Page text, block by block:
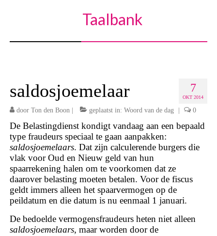
Taalbank
7
OKT 2014
saldosjoemelaar
door Ton den Boon geplaatst in: Woord van de dag 0
De Belastingdienst kondigt vandaag aan een bepaald
type fraudeurs speciaal te gaan aanpakken:
saldosjoemelaars. Dat zijn calculerende burgers die
vlak voor Oud en Nieuw geld van hun
spaarrekening halen om te voorkomen dat ze
daarover belasting moeten betalen. Voor de fiscus
geldt immers alleen het spaarvermogen op de
peildatum en die datum is nu eenmaal 1 januari.
De bedoelde vermogensfraudeurs heten niet alleen
saldosjoemelaars, maar worden door de